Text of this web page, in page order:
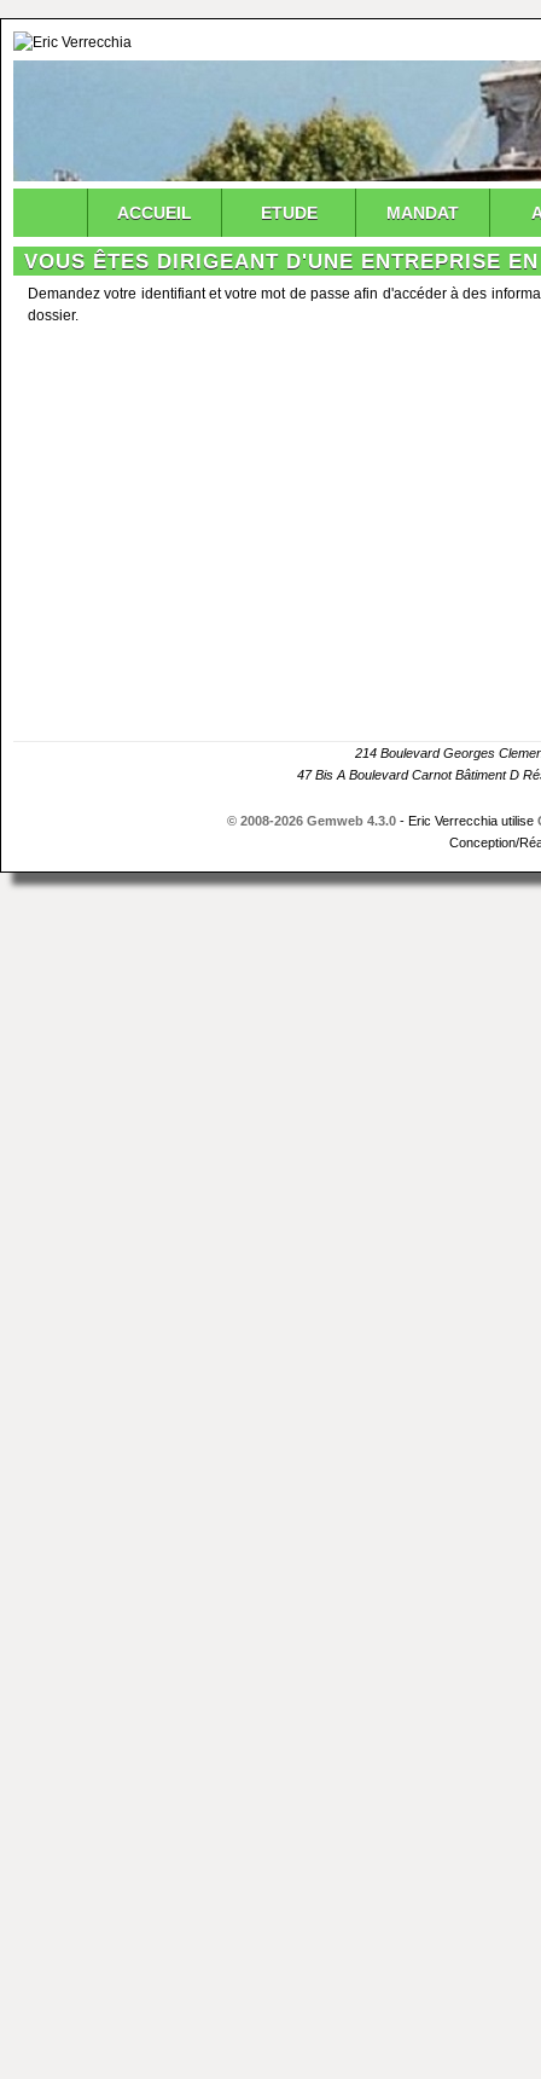
ACCUEIL ETUDE MANDAT
VOUS ÊTES DIRIGEANT D'UNE ENTREPRISE
Demandez votre identifiant et votre mot de passe afin d'accéder à des
dossier.
214 Boulevard Georges
47 Bis A Boulevard Carnot Bâtiment D
© 2008-2026 Gemweb 4.3.0- Eric Verrecchia utilise
Conception/